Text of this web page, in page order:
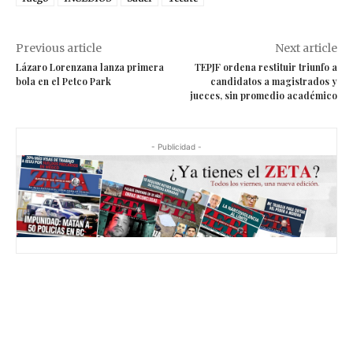
e
o
Previous article
Lázaro Lorenzana lanza primera
bola en el Petco Park
Next article
TEPJF ordena restituir triunfo a
candidatos a magistrados y
jueces, sin promedio académico
- Publicidad -